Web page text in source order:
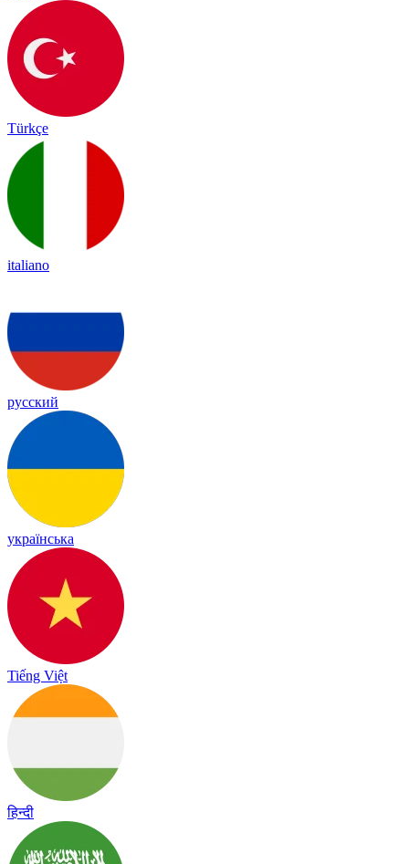
Türkçe
italiano
русский
українська
Tiếng Việt
हिन्दी